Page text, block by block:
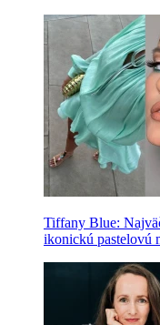
Tiffany Blue:
ikonickú pastelovú